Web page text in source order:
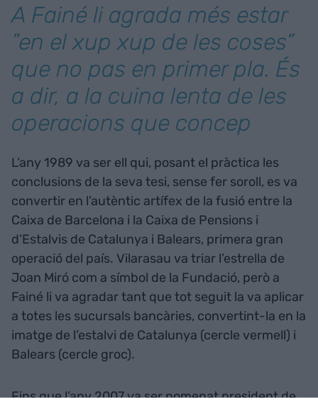
A Fainé li agrada més estar
”en el xup xup de les coses”
que no pas en primer pla. És
a dir, a la cuina lenta de les
operacions que concep
L’any 1989 va ser ell qui, posant el pràctica les
conclusions de la seva tesi, sense fer soroll, es va
convertir en l’autèntic artífex de la fusió entre la
Caixa de Barcelona i la Caixa de Pensions i
d’Estalvis de Catalunya i Balears, primera gran
operació del país. Vilarasau va triar l’estrella de
Joan Miró com a símbol de la Fundació, però a
Fainé li va agradar tant que tot seguit la va aplicar
a totes les sucursals bancàries, convertint-la en la
imatge de l’estalvi de Catalunya (cercle vermell) i
Balears (cercle groc).
Fins que l’any 2007 va ser nomenat president de